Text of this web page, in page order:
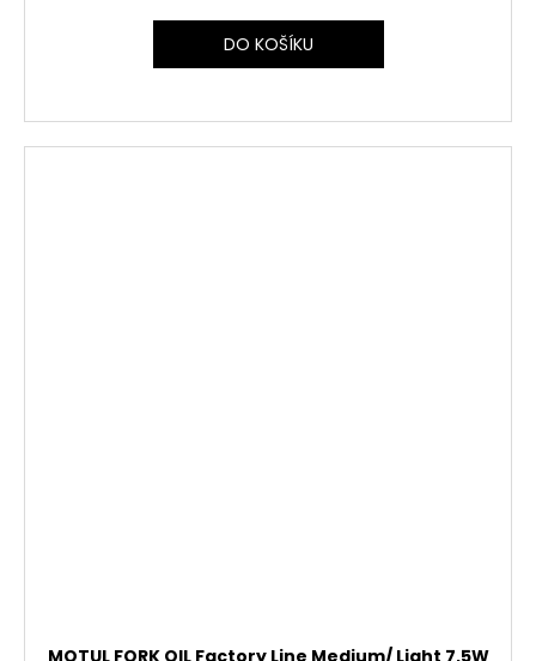
DO KOŠÍKU